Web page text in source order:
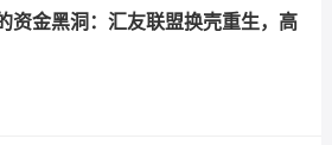
资金黑洞：汇友联盟换壳重生，高